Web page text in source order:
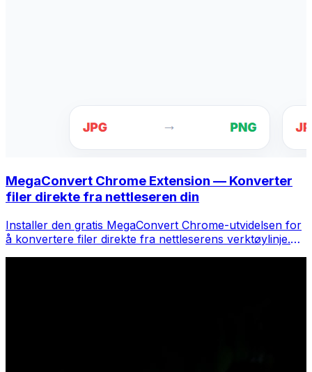
MegaConvert Chrome Extension — Konverter
filer direkte fra nettleseren din
Installer den gratis MegaConvert Chrome-utvidelsen for
å konvertere filer direkte fra nettleserens verktøylinje.